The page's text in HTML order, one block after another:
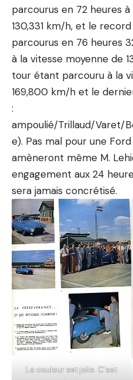
parcourus en 72 heures
130,331 km/h, et le
parcourus en 76 heures
à la vitesse moyenne de
tour étant parcouru à la
169,800 km/h et le
:
ampoulié/Trillaud/Varet/
e). Pas mal pour une
amèneront même M.
engagement aux 24
sera jamais concrétisé.
La couleur est jolie. C’est